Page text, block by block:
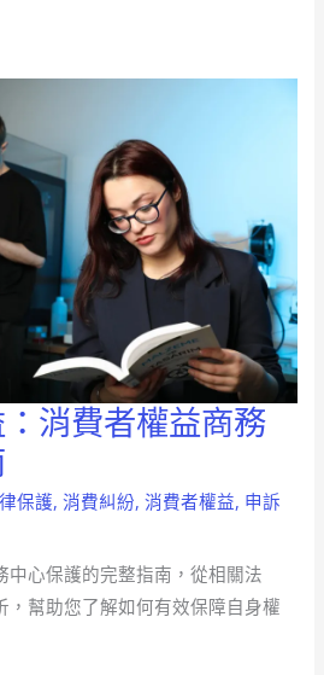
消費者權益商務
保護,消費糾紛,消費者權益, 申訴
中心保護的完整指南，從相關法
，幫助您了解如何有效保障自身權